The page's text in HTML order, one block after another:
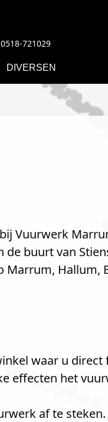
721029
DIVERSEN
Vuurwerk
buurt van
Hallum,
waar u
effecten het
af te